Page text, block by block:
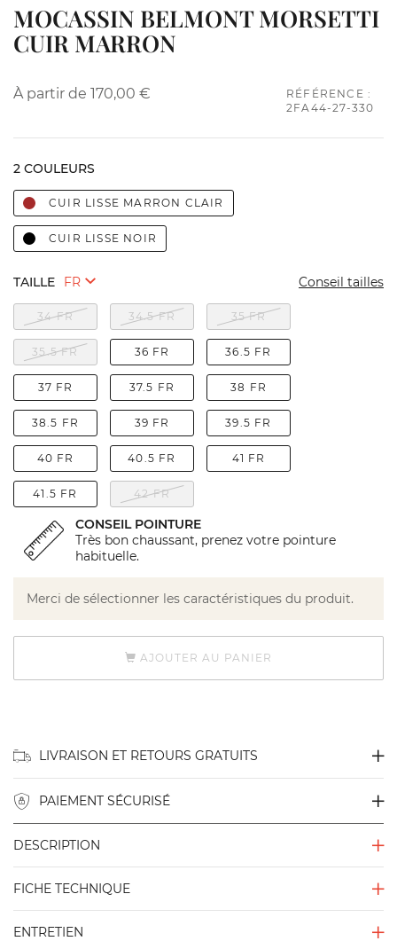
MOCASSIN BELMONT MORSETTI
CUIR MARRON
À partir de 170,00 €
RÉFÉRENCE :
2FA44-27-330
2 COULEURS
CUIR LISSE MARRON CLAIR
CUIR LISSE NOIR
TAILLE Conseil tailles
34 FR 34.5 FR 35 FR
35.5 FR 36 FR 36.5 FR
37 FR 37.5 FR 38 FR
38.5 FR 39 FR 39.5 FR
40 FR 40.5 FR 41 FR
41.5 FR 42 FR
CONSEIL POINTURE
Très bon chaussant, prenez votre pointure
habituelle.
Merci de sélectionner les caractéristiques du produit.
AJOUTER AU PANIER
LIVRAISON ET RETOURS GRATUITS
PAIEMENT SÉCURISÉ
DESCRIPTION
FICHE TECHNIQUE
ENTRETIEN